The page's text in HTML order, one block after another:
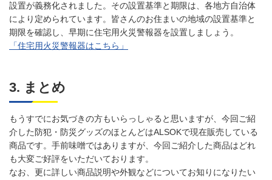
設置が義務化されました。その設置基準と期限は、各地方自治体
により定められています。皆さんのお住まいの地域の設置基準と
期限を確認し、早期に住宅用火災警報器を設置しましょう。
「住宅用火災警報器はこちら」
3. まとめ
もうすでにお気づきの方もいらっしゃると思いますが、今回ご紹
介した防犯・防災グッズのほとんどはALSOKで現在販売している
商品です。手前味噌ではありますが、今回ご紹介した商品はどれ
も大変ご好評をいただいております。
なお、更に詳しい商品説明や外観などについてお知りになりたい